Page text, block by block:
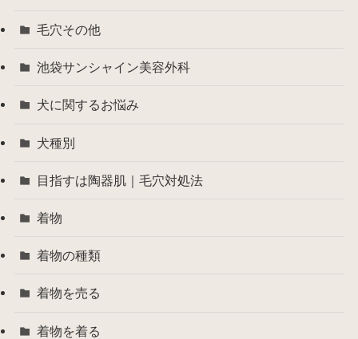
毛穴その他
池袋サンシャイン美容外科
犬に関するお悩み
犬種別
目指すは陶器肌｜毛穴対処法
着物
着物の種類
着物を売る
着物を着る